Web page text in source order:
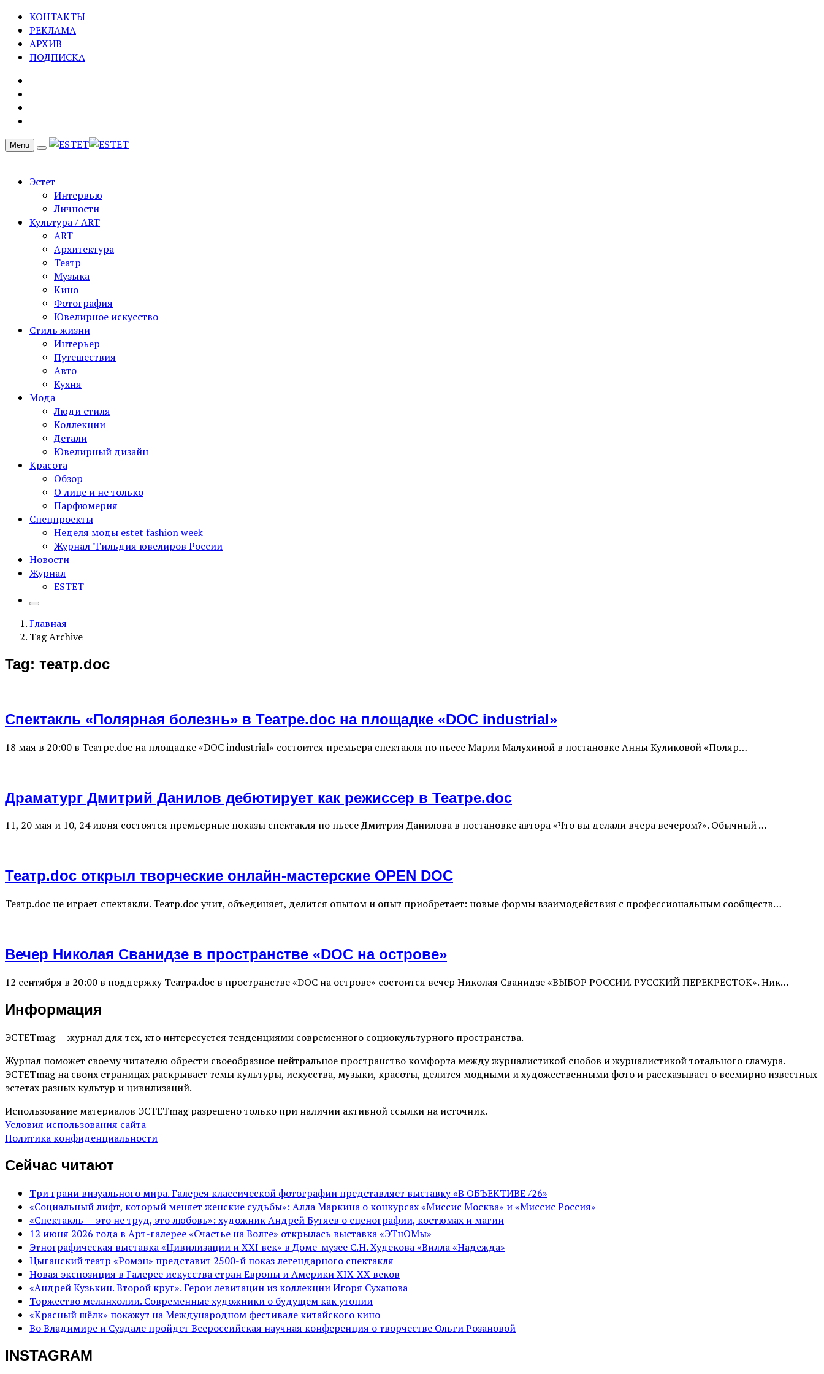
КОНТАКТЫ
РЕКЛАМА
АРХИВ
ПОДПИСКА
Menu
Эстет
Интервью
Личности
Культура / ART
ART
Архитектура
Театр
Музыка
Кино
Фотография
Ювелирное искусство
Стиль жизни
Интерьер
Путешествия
Авто
Кухня
Мода
Люди стиля
Коллекции
Детали
Ювелирный дизайн
Красота
Обзор
О лице и не только
Парфюмерия
Спецпроекты
Неделя моды estet fashion week
Журнал "Гильдия ювелиров России
Новости
Журнал
ESTET
Главная
Tag Archive
Tag: театр.doc
Спектакль «Полярная болезнь» в Театре.doc на площадке «DOC industrial»
18 мая в 20:00 в Театре.doc на площадке «DOC industrial» состоится премьера спектакля по пьесе Марии Малухиной в постановке Анны Куликовой «Поляр…
Драматург Дмитрий Данилов дебютирует как режиссер в Театре.doc
11, 20 мая и 10, 24 июня состоятся премьерные показы спектакля по пьесе Дмитрия Данилова в постановке автора «Что вы делали вчера вечером?». Обычный …
Театр.doc открыл творческие онлайн-мастерские OPEN DOC
Театр.doc не играет спектакли. Театр.doc учит, объединяет, делится опытом и опыт приобретает: новые формы взаимодействия с профессиональным сообществ…
Вечер Николая Сванидзе в пространстве «DOC на острове»
12 сентября в 20:00 в поддержку Театра.doc в пространстве «DOC на острове» состоится вечер Николая Сванидзе «ВЫБОР РОССИИ. РУССКИЙ ПЕРЕКРЁСТОК». Ник…
Информация
ЭСТЕТmag — журнал для тех, кто интересуется тенденциями современного социокультурного пространства.
Журнал поможет своему читателю обрести своеобразное нейтральное пространство комфорта между журналистикой снобов и журналистикой тотального гламура.
ЭСТЕТmag на своих страницах раскрывает темы культуры, искусства, музыки, красоты, делится модными и художественными фото и рассказывает о всемирно известных
эстетах разных культур и цивилизаций.
Использование материалов ЭСТЕТmag разрешено только при наличии активной ссылки на источник.
Условия использования сайта
Политика конфиденциальности
Сейчас читают
Три грани визуального мира. Галерея классической фотографии представляет выставку «В ОБЪЕКТИВЕ /26»
«Социальный лифт, который меняет женские судьбы»: Алла Маркина о конкурсах «Миссис Москва» и «Миссис Россия»
«Спектакль — это не труд, это любовь»: художник Андрей Бутяев о сценографии, костюмах и магии
12 июня 2026 года в Арт-галерее «Счастье на Волге» открылась выставка «ЭТнОМы»
Этнографическая выставка «Цивилизации и ХХI век» в Доме-музее С.Н. Худекова «Вилла «Надежда»
Цыганский театр «Ромэн» представит 2500-й показ легендарного спектакля
Новая экспозиция в Галерее искусства стран Европы и Америки XIX-XX веков
«Андрей Кузькин. Второй круг». Герои левитации из коллекции Игоря Суханова
Торжество меланхолии. Современные художники о будущем как утопии
«Красный шёлк» покажут на Международном фестивале китайского кино
Во Владимире и Суздале пройдет Всероссийская научная конференция о творчестве Ольги Розановой
INSTAGRAM